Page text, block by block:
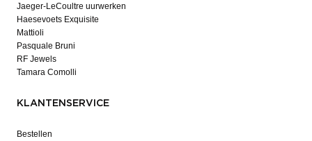
Jaeger-LeCoultre uurwerken
Haesevoets Exquisite
Mattioli
Pasquale Bruni
RF Jewels
Tamara Comolli
KLANTENSERVICE
Bestellen